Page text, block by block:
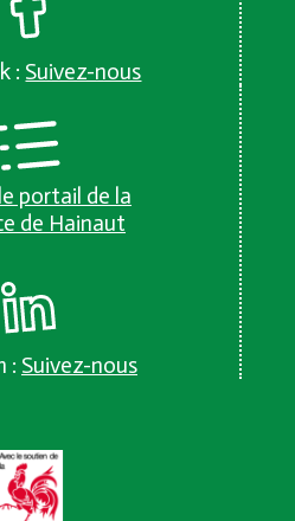
: Suivez-nous
portail de la
de Hainaut
: Suivez-nous